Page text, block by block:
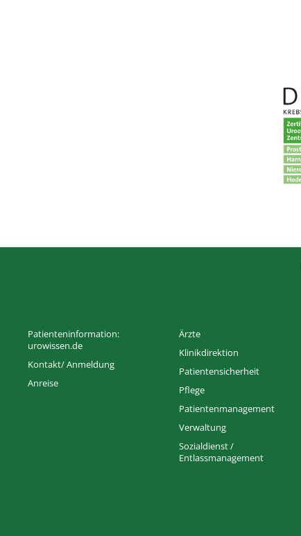
Patienteninformation:
urowissen.de
Kontakt/ Anmeldung
Anreise
Ärzte
Klinikdirektion
Patientensicherheit
Pflege
Patientenmanagement
Verwaltung
Sozialdienst /
Entlassmanagement